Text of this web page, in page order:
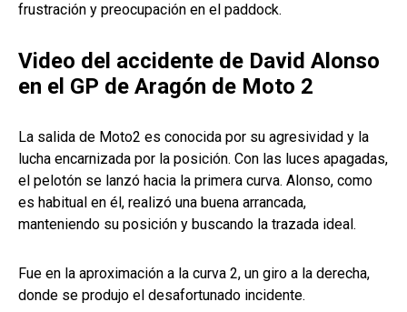
frustración y preocupación en el paddock.
Video del accidente de David Alonso
en el GP de Aragón de Moto 2
La salida de Moto2 es conocida por su agresividad y la
lucha encarnizada por la posición. Con las luces apagadas,
el pelotón se lanzó hacia la primera curva. Alonso, como
es habitual en él, realizó una buena arrancada,
manteniendo su posición y buscando la trazada ideal.
Fue en la aproximación a la curva 2, un giro a la derecha,
donde se produjo el desafortunado incidente.